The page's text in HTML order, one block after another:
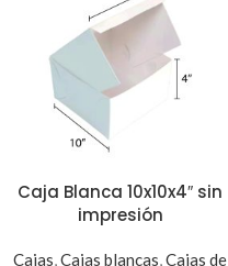
Caja Blanca 10x10x4″ sin
impresión
Cajas,Cajas blancas,Cajas de